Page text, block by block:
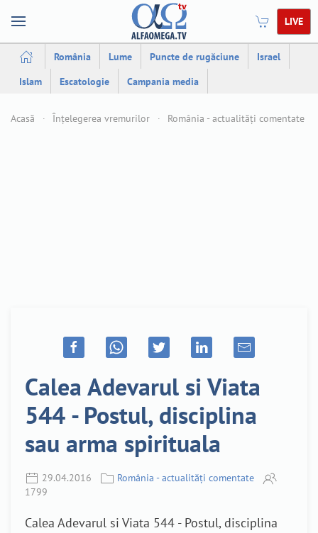
LIVE
România Lume Puncte de rugăciune
Israel
Islam
Escatologie Campania media
Acasă Înțelegerea vremurilor România - actualități comentate
Calea Adevarul si Viata
544 - Postul, disciplina
sau arma spirituala
29.04.2016
România - actualități comentate
1799
Calea Adevarul si Viata 544 - Postul, disciplina